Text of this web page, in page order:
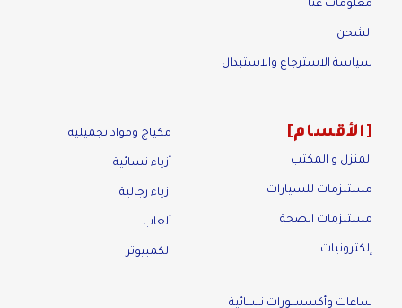
معلومات عنا
الشحن
سياسة الاسترجاع والاستبدال
الأقسام
المنزل و المكتب
مستلزمات للسيارات
مستلزمات الصحة
إلكترونيات
مكياج ومواد تجميلية
أزياء نسائية
ازياء رجالية
ألعاب
الكمبيوتر
ساعات وأكسسورات نسائية